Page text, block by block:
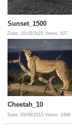
Sunset_1500
Date: 10/18/2025 Views: 827
Cheetah_10
Date: 05/06/2013 Views: 2486